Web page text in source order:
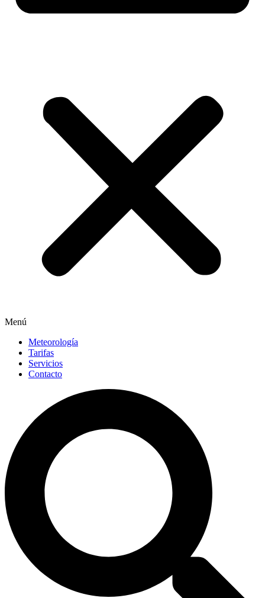
Menú
Meteorología
Tarifas
Servicios
Contacto